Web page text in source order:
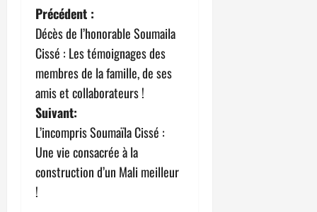
N
a
v
i
g
a
t
Précédent :
Décès de l’honorable Soumaila
Cissé : Les témoignages des
membres de la famille, de ses
amis et collaborateurs !
Suivant:
L’incompris Soumaïla Cissé :
Une vie consacrée à la
construction d’un Mali meilleur
!